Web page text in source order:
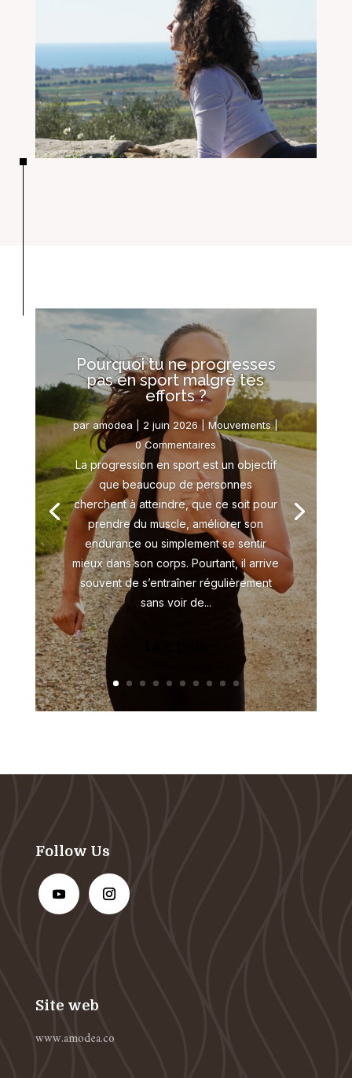
Pourquoi tu ne progresses
pas en sport malgré tes
efforts ?
paramodea 2 juin 2026 |Mouvements|
0 Commentaires
La progression en sport est un objectif
que beaucoup de personnes
cherchent à atteindre, que ce soit pour
prendre du muscle, améliorer son
endurance ou simplement se sentir
mieux dans son corps. Pourtant, il arrive
souvent de s’entraîner régulièrement
sans voir de...
Follow Us
Site web
www.amodea.co